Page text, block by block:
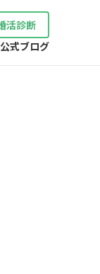
活診断
式ブログ